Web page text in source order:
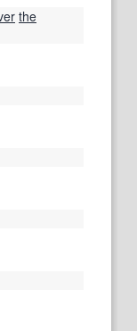
the